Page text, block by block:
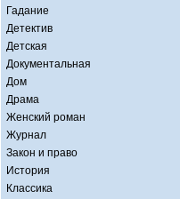
Гадание
Детектив
Детская
Документальная
Дом
Драма
Женский роман
Журнал
Закон и право
История
Классика